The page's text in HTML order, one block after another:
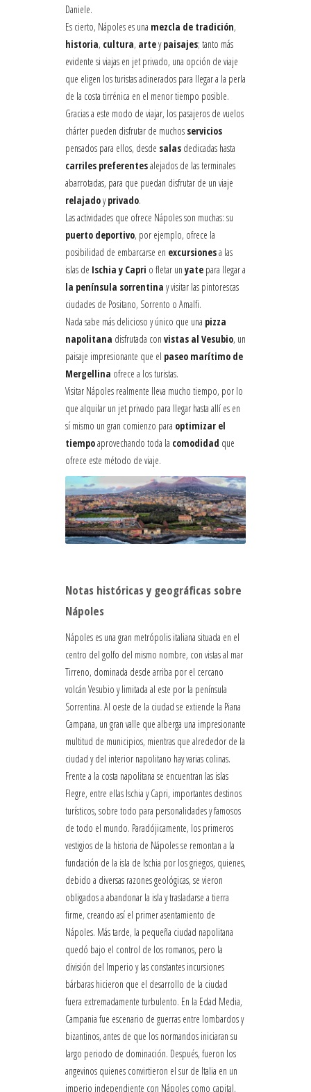
Daniele.
Es cierto, Nápoles es una mezcla de tradición,
historia, cultura, arteypaisajes; tanto más
evidente si viajas en jet privado, una opción de viaje
que eligen los turistas adinerados para llegar a la perla
de la costa tirrénica en el menor tiempo posible.
Gracias a este modo de viajar, los pasajeros de vuelos
chárter pueden disfrutar de muchos servicios
pensados para ellos, desde salas dedicadas hasta
carriles preferentesalejados de las terminales
abarrotadas, para que puedan disfrutar de un viaje
relajadoyprivado.
Las actividades que ofrece Nápoles son muchas: su
puerto deportivo, por ejemplo, ofrece la
posibilidad de embarcarse en excursionesa las
islas de Ischia y Capri o fletar unyate para llegar a
la península sorrentina y visitar las pintorescas
ciudades de Positano, Sorrento o Amalfi.
Nada sabe más delicioso y único que una pizza
napolitana disfrutada con vistas al Vesubio, un
paisaje impresionante que el paseo marítimo de
Mergellina ofrece a los turistas.
Visitar Nápoles realmente lleva mucho tiempo, por lo
que alquilar un jet privado para llegar hasta allí es en
sí mismo un gran comienzo para optimizar el
tiempoaprovechando toda la comodidad que
ofrece este método de viaje.
Notas históricas y geográficas sobre
Nápoles
Nápoles es una gran metrópolis italiana situada en el
centro del golfo del mismo nombre, con vistas al mar
Tirreno, dominada desde arriba por el cercano
volcán Vesubio y limitada al este por la península
Sorrentina. Al oeste de la ciudad se extiende la Piana
Campana, un gran valle que alberga una impresionante
multitud de municipios, mientras que alrededor de la
ciudad y del interior napolitano hay varias colinas.
Frente a la costa napolitana se encuentran las islas
Flegre, entre ellas Ischia y Capri, importantes destinos
turísticos, sobre todo para personalidades y famosos
de todo el mundo. Paradójicamente, los primeros
vestigios de la historia de Nápoles se remontan a la
fundación de la isla de Ischia por los griegos, quienes,
debido a diversas razones geológicas, se vieron
obligados a abandonar la isla y trasladarse a tierra
firme, creando así el primer asentamiento de
Nápoles. Más tarde, la pequeña ciudad napolitana
quedó bajo el control de los romanos, pero la
división del Imperio y las constantes incursiones
bárbaras hicieron que el desarrollo de la ciudad
fuera extremadamente turbulento. En la Edad Media,
Campania fue escenario de guerras entre lombardos y
bizantinos, antes de que los normandos iniciaran su
largo periodo de dominación. Después, fueron los
angevinos quienes convirtieron el sur de Italia en un
imperio independiente con Nápoles como capital,